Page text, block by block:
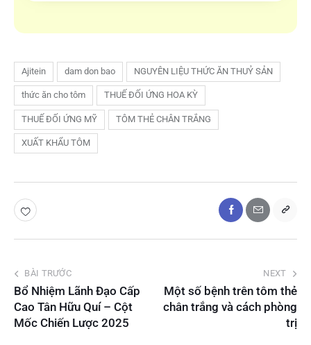
Ajitein dam don bao NGUYÊN LIỆU THỨC ĂN THUỶ SẢN
thức ăn cho tôm THUẾ ĐỐI ỨNG HOA KỲ
THUẾ ĐỐI ỨNG MỸ TÔM THẺ CHÂN TRẮNG
XUẤT KHẨU TÔM
BÀI TRƯỚC
Bổ Nhiệm Lãnh Đạo Cấp
Cao Tân Hữu Quí – Cột
Mốc Chiến Lược 2025
NEXT
Một số bệnh trên tôm thẻ
chân trắng và cách phòng
trị